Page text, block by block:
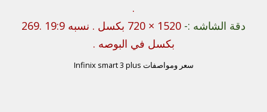
.
دقة الشاشه :-
1520 × 720 بكسل . نسبه 19:9 .269
بكسل في البوصه .
سعر ومواصفات Infinix smart 3 plus